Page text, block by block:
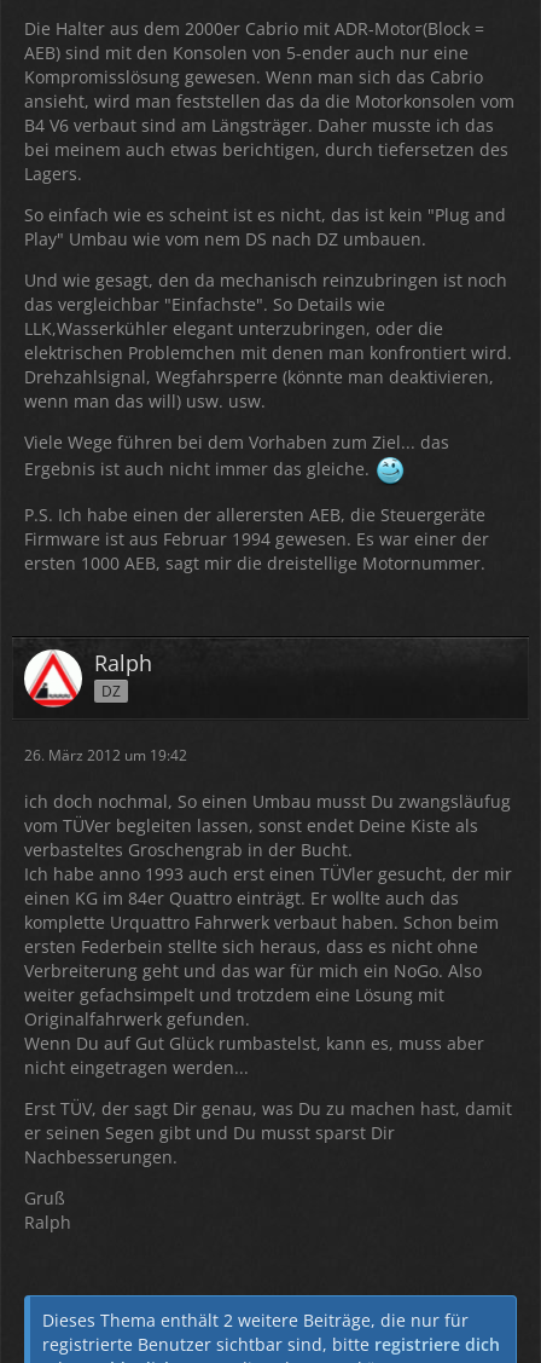
Die Halter aus dem 2000er Cabrio mit ADR-Motor(Block =
AEB) sind mit den Konsolen von 5-ender auch nur eine
Kompromisslösung gewesen. Wenn man sich das Cabrio
ansieht, wird man feststellen das da die Motorkonsolen vom
B4 V6 verbaut sind am Längsträger. Daher musste ich das
bei meinem auch etwas berichtigen, durch tiefersetzen des
Lagers.
So einfach wie es scheint ist es nicht, das ist kein "Plug and
Play" Umbau wie vom nem DS nach DZ umbauen.
Und wie gesagt, den da mechanisch reinzubringen ist noch
das vergleichbar "Einfachste". So Details wie
LLK,Wasserkühler elegant unterzubringen, oder die
elektrischen Problemchen mit denen man konfrontiert wird.
Drehzahlsignal, Wegfahrsperre (könnte man deaktivieren,
wenn man das will) usw. usw.
Viele Wege führen bei dem Vorhaben zum Ziel... das
Ergebnis ist auch nicht immer das gleiche.
P.S. Ich habe einen der allerersten AEB, die Steuergeräte
Firmware ist aus Februar 1994 gewesen. Es war einer der
ersten 1000 AEB, sagt mir die dreistellige Motornummer.
Ralph
DZ
26. März 2012 um 19:42
ich doch nochmal, So einen Umbau musst Du zwangsläufug
vom TÜVer begleiten lassen, sonst endet Deine Kiste als
verbasteltes Groschengrab in der Bucht.
Ich habe anno 1993 auch erst einen TÜVler gesucht, der mir
einen KG im 84er Quattro einträgt. Er wollte auch das
komplette Urquattro Fahrwerk verbaut haben. Schon beim
ersten Federbein stellte sich heraus, dass es nicht ohne
Verbreiterung geht und das war für mich ein NoGo. Also
weiter gefachsimpelt und trotzdem eine Lösung mit
Originalfahrwerk gefunden.
Wenn Du auf Gut Glück rumbastelst, kann es, muss aber
nicht eingetragen werden...
Erst TÜV, der sagt Dir genau, was Du zu machen hast, damit
er seinen Segen gibt und Du musst sparst Dir
Nachbesserungen.
Gruß
Ralph
Dieses Thema enthält 2 weitere Beiträge, die nur für
registrierte Benutzer sichtbar sind, bitte registriere dich